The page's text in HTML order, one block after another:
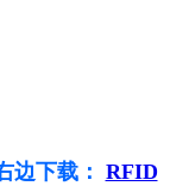
边下载： RFID